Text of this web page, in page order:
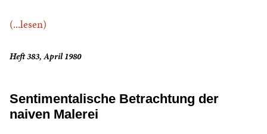
(...lesen)
Heft 383, April 1980
Sentimentalische Betrachtung der
naiven Malerei